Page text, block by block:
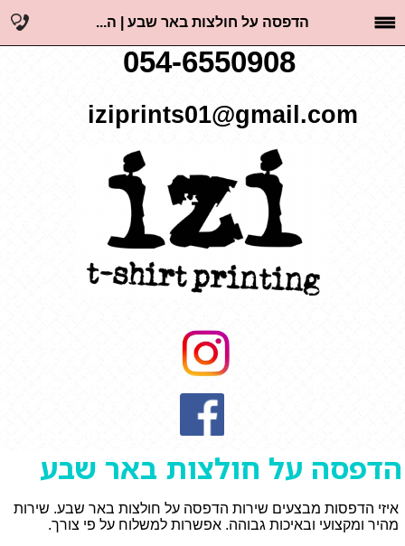
הדפסה על חולצות באר שבע | ה...
054-6550908
iziprints01@gmail.com
הדפסה על חולצות באר שבע
איזי הדפסות מבצעים שירות הדפסה על חולצות באר שבע. שירות
מהיר ומקצועי ובאיכות גבוהה. אפשרות למשלוח על פי צורך.